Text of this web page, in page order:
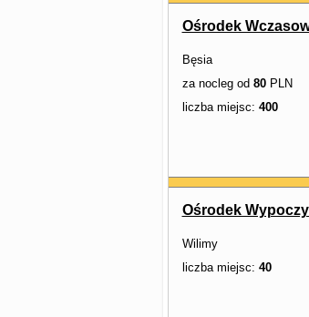
Ośrodek
Bęsia
za nocleg od 80PLN
liczba miejsc: 400
Ośrodek
Wilimy
liczba miejsc: 40